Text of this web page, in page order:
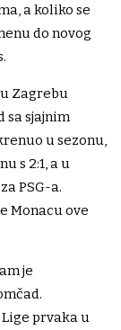
a koliko se
do novog
Zagrebu
sa sjajnim
u sezonu,
s 2:1, a u
PSG-a.
Monacu ove
je
prvaka u